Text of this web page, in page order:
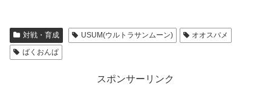
対戦・育成 USUM(ウルトラサンムーン)
オオスバメ
ばくおんぱ
スポンサーリンク